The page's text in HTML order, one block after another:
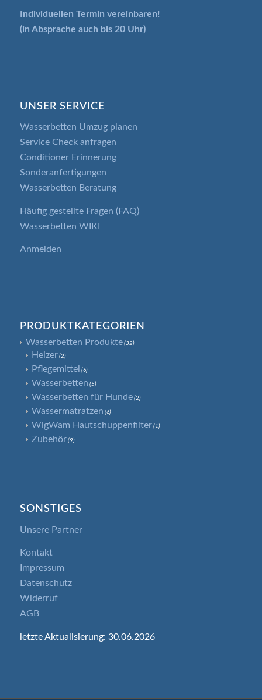
Individuellen Termin vereinbaren!
(in Absprache auch bis 20 Uhr)
UNSER SERVICE
Wasserbetten Umzug planen
Service Check anfragen
Conditioner Erinnerung
Sonderanfertigungen
Wasserbetten Beratung
Häufig gestellte Fragen (FAQ)
Wasserbetten WIKI
Anmelden
PRODUKTKATEGORIEN
Wasserbetten Produkte (32)
Heizer (2)
Pflegemittel (6)
Wasserbetten (5)
Wasserbetten für Hunde (2)
Wassermatratzen (6)
WigWam Hautschuppenfilter (1)
Zubehör (9)
SONSTIGES
Unsere Partner
Kontakt
Impressum
Datenschutz
Widerruf
AGB
letzte Aktualisierung: 30.06.2026